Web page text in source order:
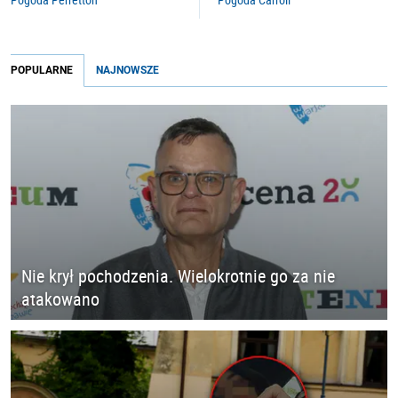
POPULARNE NAJNOWSZE
Nie krył pochodzenia. Wielokrotnie go za nie
atakowano